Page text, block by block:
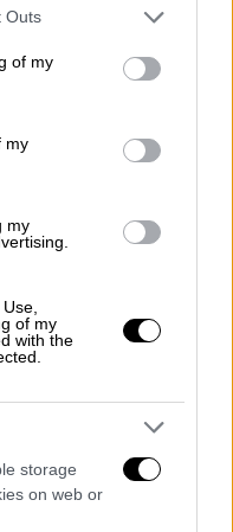
one or more Google
You may click to
its third-party tags to
in below Google
Outs
of my
my
my
of my
with the
storage
on web or
εν όψει
των
που έσπευσαν στο
της ήταν
Στη Μοκ
γιαφόνο πρώτου